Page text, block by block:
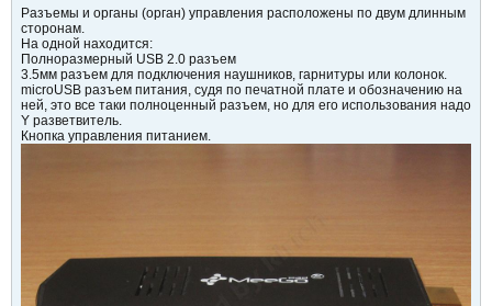
Разъемы и органы (орган) управления расположены по двум длинным
сторонам.
На одной находится:
Полноразмерный USB 2.0 разъем
3.5мм разъем для подключения наушников, гарнитуры или колонок.
microUSB разъем питания, судя по печатной плате и обозначению на
ней, это все таки полноценный разъем, но для его использования надо
Y разветвитель.
Кнопка управления питанием.